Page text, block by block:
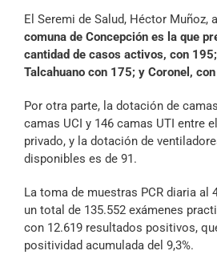
El Seremi de Salud, Héctor Muñoz,
comuna de Concepción es la que
cantidad de casos activos, con
Talcahuano con 175; y Coronel,
Por otra parte, la dotación de
camas UCI y 146 camas UTI entre
privado, y la dotación de
disponibles es de 91.
La toma de muestras PCR diaria al
un total de 135.552 exámenes
con 12.619 resultados positivos,
positividad acumulada del 9,3%.